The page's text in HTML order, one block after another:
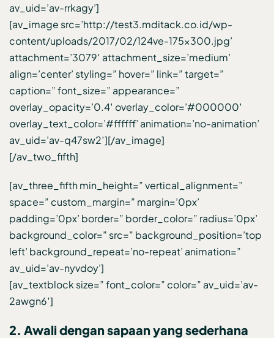
av_uid=’av-rrkagy’]
[av_image src=’http://test3.mditack.co.id/wp-
content/uploads/2017/02/124ve-175×300.jpg’
attachment=’3079′ attachment_size=’medium’
align=’center’ styling=” hover=” link=” target=”
caption=” font_size=” appearance=”
overlay_opacity=’0.4′ overlay_color=’#000000′
overlay_text_color=’#ffffff’ animation=’no-animation’
av_uid=’av-q47sw2′][/av_image]
[/av_two_fifth]
[av_three_fifth min_height=” vertical_alignment=”
space=” custom_margin=” margin=’0px’
padding=’0px’ border=” border_color=” radius=’0px’
background_color=” src=” background_position=’top
left’ background_repeat=’no-repeat’ animation=”
av_uid=’av-nyvdoy’]
[av_textblock size=” font_color=” color=” av_uid=’av-
2awgn6′]
2. Awali dengan sapaan yang sederhana